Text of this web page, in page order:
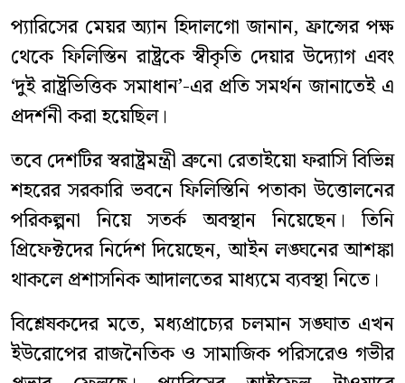
প্যারিসের মেয়র অ্যান হিদালগো জানান, ফ্রান্সের পক্ষ
থেকে ফিলিস্তিন রাষ্ট্রকে স্বীকৃতি দেয়ার উদ্যোগ এবং
‘দুই রাষ্ট্রভিত্তিক সমাধান’-এর প্রতি সমর্থন জানাতেই এ
প্রদর্শনী করা হয়েছিল।
তবে দেশটির স্বরাষ্ট্রমন্ত্রী ব্রুনো রেতাইয়ো ফরাসি বিভিন্ন
শহরের সরকারি ভবনে ফিলিস্তিনি পতাকা উত্তোলনের
পরিকল্পনা নিয়ে সতর্ক অবস্থান নিয়েছেন। তিনি
প্রিফেক্টদের নির্দেশ দিয়েছেন, আইন লঙ্ঘনের আশঙ্কা
থাকলে প্রশাসনিক আদালতের মাধ্যমে ব্যবস্থা নিতে।
বিশ্লেষকদের মতে, মধ্যপ্রাচ্যের চলমান সঙ্ঘাত এখন
ইউরোপের রাজনৈতিক ও সামাজিক পরিসরেও গভীর